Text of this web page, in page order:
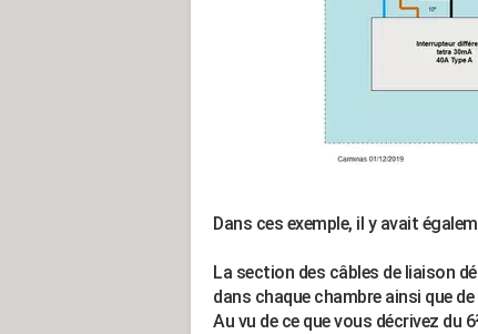
Dans ces exemple, il y avait
La section des câbles de liaison
dans chaque chambre ainsi que
Au vu de ce que vous décrivez